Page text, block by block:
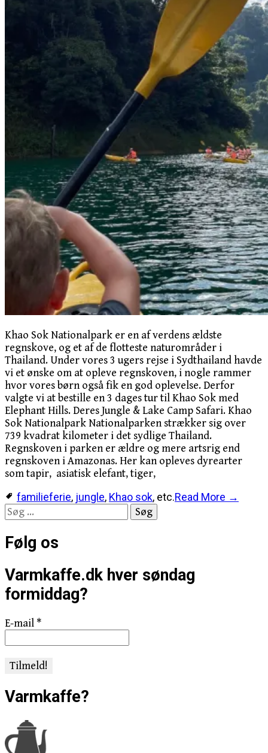
Khao Sok Nationalpark er en af verdens ældste
regnskove, og et af de flotteste naturområder i
Thailand. Under vores 3 ugers rejse i Sydthailand havde
vi et ønske om at opleve regnskoven, i nogle rammer
hvor vores børn også fik en god oplevelse. Derfor
valgte vi at bestille en 3 dages tur til Khao Sok med
Elephant Hills. Deres Jungle & Lake Camp Safari. Khao
Sok Nationalpark Nationalparken strækker sig over
739 kvadrat kilometer i det sydlige Thailand.
Regnskoven i parken er ældre og mere artsrig end
regnskoven i Amazonas. Her kan opleves dyrearter
som tapir, asiatisk elefant, tiger,
familieferie, jungle, Khao sok, etc.Read More →
Søg
efter:
Følg os
Varmkaffe.dk hver søndag
formiddag?
E-mail*
Varmkaffe?